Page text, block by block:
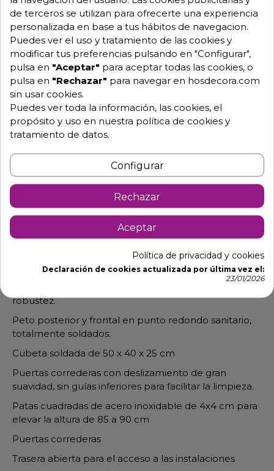
Pide tu presupuesto
Descripción Detalles de producto
Mesa mural con cubeta, puertas
correderas de acero inox de 60 cm
Fabricadas con encimeras de acero inoxidable AISI
304 18/10, satinado.
robustez.
Peto posterior y frontal en punto redondo sanitario,
totalmente soldados.
Cubeta soldada de 50 x 40 x 25 cm
Puertas correderas con deslizamiento de gran
suavidad, sin guías inferiores para facilitar la limpieza.
Patas cuadradas de acero inoxidable de 4x4 cm para
elevar la altura de 85 a 90 cm
Puertas correderas
Trasera abierta para el acceso a las instalaciones
de terceros se utilizan para ofrecerte una experiencia
personalizada en base a tus hábitos de navegacion.
Puedes ver el uso y tratamiento de las cookies y
modificar tus preferencias pulsando en "Configurar",
pulsa en "Aceptar" para aceptar todas las cookies, o
pulsa en "Rechazar" para navegar en hosdecora.com
sin usar cookies.
Puedes ver toda la información, las cookies, el
propósito y uso en nuestra política de cookies y
tratamiento de datos.
Configurar
Rechazar
Aceptar
Política de privacidad y cookies
Declaración de cookies actualizada por última vez el:
23/01/2026